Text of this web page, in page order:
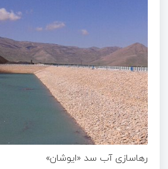
رهاسازی آب سد «ایوشان»